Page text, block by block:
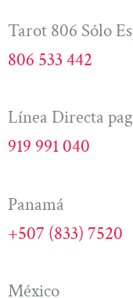
Tarot 806 Sólo
806 533 442
Línea Directa
919 991 040
Panamá
+507 (833) 7520
México